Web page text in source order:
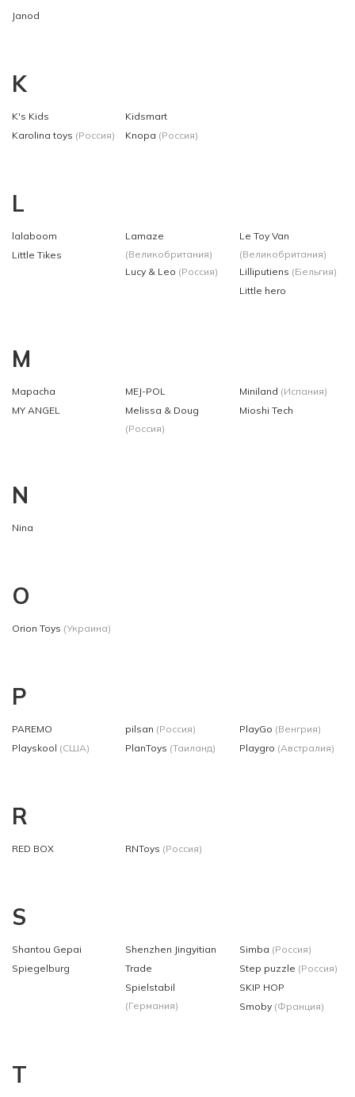
Janod
K
K's Kids
Karolina toys (Россия)
Kidsmart
Knopa (Россия)
L
lalaboom
Little Tikes
Lamaze
(Великобритания)
Lucy & Leo (Россия)
Le Toy Van
(Великобритания)
Lilliputiens (Бельгия)
Little hero
M
Mapacha
MY ANGEL
MEJ-POL
Melissa & Doug
(Россия)
Miniland (Испания)
Mioshi Tech
N
Nina
O
Orion Toys (Украина)
P
PAREMO
Playskool (США)
pilsan (Россия)
PlanToys (Таиланд)
PlayGo (Венгрия)
Playgro (Австралия)
R
RED BOX RNToys (Россия)
S
Shantou Gepai
Spiegelburg
Shenzhen Jingyitian
Trade
Spielstabil
(Германия)
Simba (Россия)
Step puzzle (Россия)
SKIP HOP
Smoby (Франция)
T